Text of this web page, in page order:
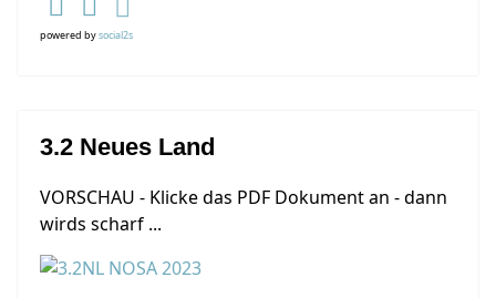
powered bysocial2s
3.2 Neues Land
VORSCHAU - Klicke das PDF Dokument an - dann
wirds scharf ...